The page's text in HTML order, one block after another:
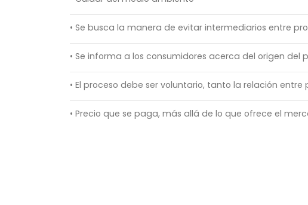
• Se busca la manera de evitar intermediarios entre
• Se informa a los consumidores acerca del origen del
• El proceso debe ser voluntario, tanto la relación
• Precio que se paga, más allá de lo que ofrece el